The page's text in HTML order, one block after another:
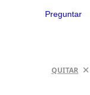
Preguntar
QUITAR